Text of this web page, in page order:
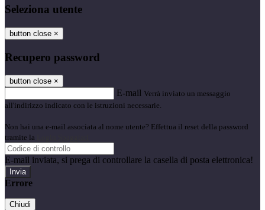
Seleziona utente
button close ×
Recupero password
button close ×
E-mail Verrà inviato un messaggio
all'indirizzo indicato con le istruzioni necessarie.
Non hai una e-mail associata al nome utente? Effettua il reset della password
tramite la
E-mail inviata, si prega di controllare la casella di posta elettronica!
Errore
Chiudi